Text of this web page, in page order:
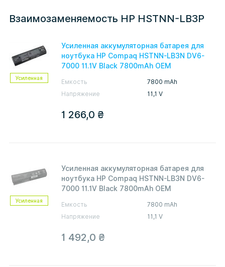
Взаимозаменяемость HP HSTNN-LB3P
Усиленная аккумуляторная батарея для
ноутбука HP Compaq HSTNN-LB3N DV6-
7000 11.1V Black 7800mAh OEM
Усиленная Емкость
7800 mAh
Напряжение
11,1 V
1 266,0 ₴
Усиленная аккумуляторная батарея для
ноутбука HP Compaq HSTNN-LB3N DV6-
7000 11.1V Black 7800mAh OEM
Усиленная Емкость
7800 mAh
Напряжение
11,1 V
1 492,0 ₴